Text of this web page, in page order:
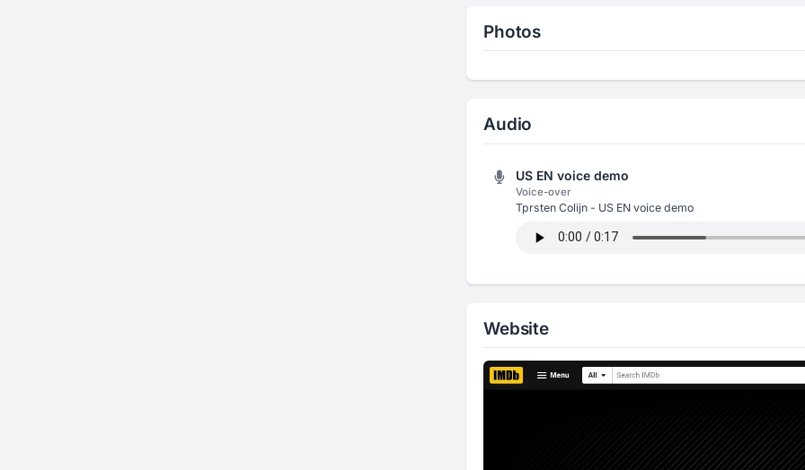
Photos
Audio
US EN voice demo
Voice-over
Tprsten Colijn - US EN voice demo
Website